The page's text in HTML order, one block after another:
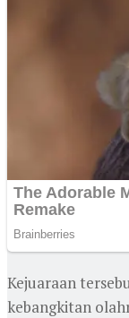
Kejuaraan
kebangkitan